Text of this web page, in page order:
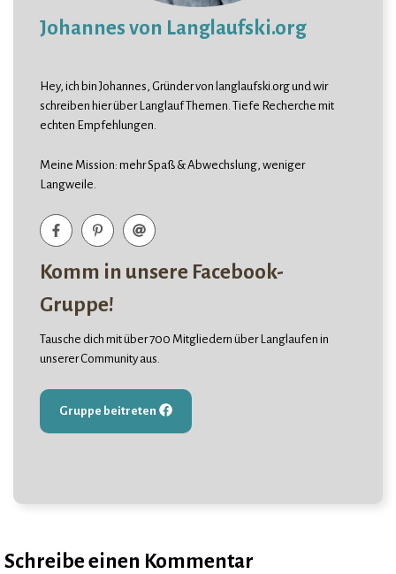
Johannes von Langlaufski.org
Hey, ich bin Johannes, Gründer von langlaufski.org und wir
schreiben hier über Langlauf Themen. Tiefe Recherche mit
echten Empfehlungen.
Meine Mission: mehr Spaß & Abwechslung, weniger
Langweile.
Komm in unsere Facebook-
Gruppe!
Tausche dich mit über 700 Mitgliedern über Langlaufen in
unserer Community aus.
Gruppe beitreten
Schreibe einen Kommentar